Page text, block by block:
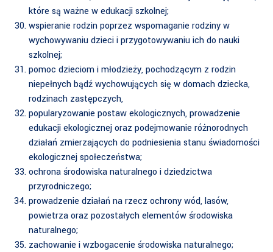
które są ważne w edukacji szkolnej;
wspieranie rodzin poprzez wspomaganie rodziny w
wychowywaniu dzieci i przygotowywaniu ich do nauki
szkolnej;
pomoc dzieciom i młodzieży, pochodzącym z rodzin
niepełnych bądź wychowujących się w domach dziecka,
rodzinach zastępczych,
popularyzowanie postaw ekologicznych, prowadzenie
edukacji ekologicznej oraz podejmowanie różnorodnych
działań zmierzających do podniesienia stanu świadomości
ekologicznej społeczeństwa;
ochrona środowiska naturalnego i dziedzictwa
przyrodniczego;
prowadzenie działań na rzecz ochrony wód, lasów,
powietrza oraz pozostałych elementów środowiska
naturalnego;
zachowanie i wzbogacenie środowiska naturalnego;